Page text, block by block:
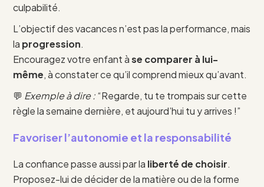
culpabilité.
L’objectif des vacances n’est pas la performance, mais
la progression.
Encouragez votre enfant àse comparer à lui-
même, à constater ce qu’il comprend mieux qu’avant.
💬 Exemple à dire :“Regarde, tu te trompais sur cette
règle la semaine dernière, et aujourd’hui tu y arrives !”
Favoriser l’autonomie et la responsabilité
La confiance passe aussi par la liberté de choisir.
Proposez-lui de décider de la matière ou de la forme